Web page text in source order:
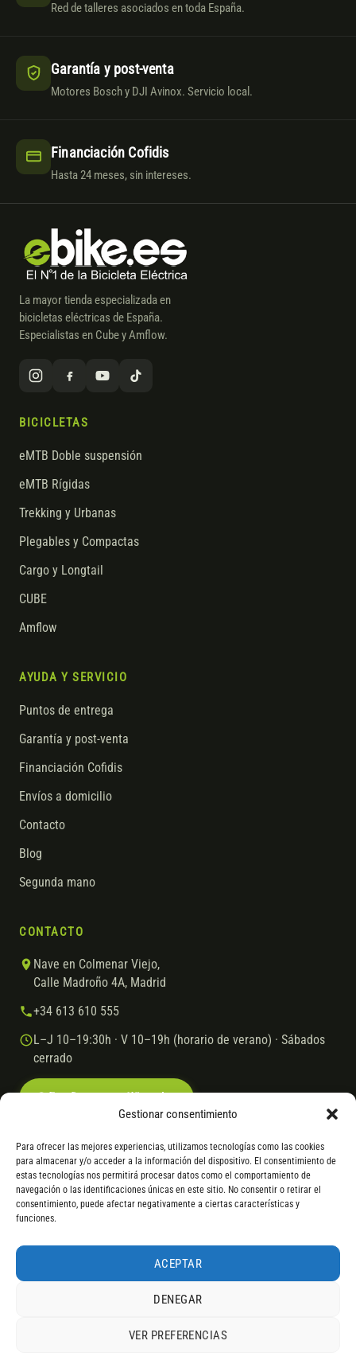
Gestionar consentimiento
Para ofrecer las mejores experiencias, utilizamos tecnologías como las cookies
para almacenar y/o acceder a la información del dispositivo. El consentimiento de
estas tecnologías nos permitirá procesar datos como el comportamiento de
navegación o las identificaciones únicas en este sitio. No consentir o retirar el
consentimiento, puede afectar negativamente a ciertas características y
funciones.
ACEPTAR
DENEGAR
VER PREFERENCIAS
Red de talleres asociados en toda España.
Garantía y post-venta
Motores Bosch y DJI Avinox. Servicio local.
Financiación Cofidis
Hasta 24 meses, sin intereses.
La mayor tienda especializada en
bicicletas eléctricas de España.
Especialistas en Cube y Amflow.
BICICLETAS
eMTB Doble suspensión
eMTB Rígidas
Trekking y Urbanas
Plegables y Compactas
Cargo y Longtail
CUBE
Amflow
AYUDA Y SERVICIO
Puntos de entrega
Garantía y post-venta
Financiación Cofidis
Envíos a domicilio
Contacto
Blog
Segunda mano
CONTACTO
Nave en Colmenar Viejo,
Calle Madroño 4A, Madrid
+34 613 610 555
L–J 10–19:30h · V 10–19h (horario de verano) · Sábados
cerrado
© 2026 Ebike.esAviso legal Política de cookies
VISA Mastercard Transferencia Cofidis
Gasto de apertura: 4% hasta 18 meses y 7% a 24 meses. Consulta
* Los modelos con entrega inmediata se envían 24 h laborables tras el
servir el producto, se devuelve el importe sin coste. La información de